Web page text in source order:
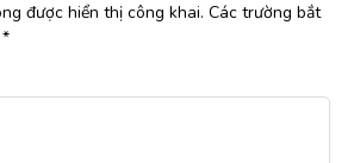
được hiển thị công khai. Các trường bắt
*